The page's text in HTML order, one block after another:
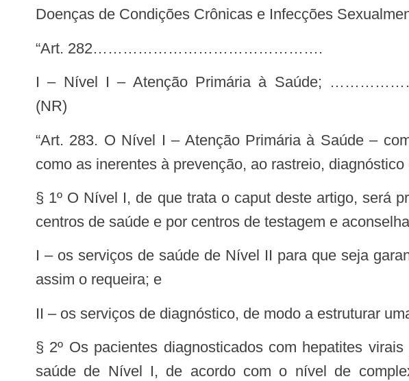
Doenças de Condições Crônicas e Infecções
“Art. 282……………………………………….
I – Nível I – Atenção Primária à Saúde; ………………………………………………………………………………………………..”
(NR)
“Art. 283. O Nível I – Atenção Primária à Saúde – compreende a realização de ações voltadas à promoção da saúde, assim
como as inerentes à prevenção, ao rastreio,
§ 1º O Nível I, de que trata o caput deste artigo, será
centros de saúde e por centros de testagem e
I – os serviços de saúde de Nível II para que seja garantida a referência e contra referência dos pacientes cuja situação clínica
assim o requeira; e
II – os serviços de diagnóstico, de modo a estruturar
§ 2º Os pacientes diagnosticados com hepatites
saúde de Nível I, de acordo com o nível de